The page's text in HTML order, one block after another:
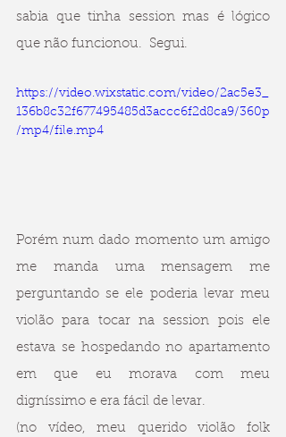
sabia que tinha session mas é lógico
que não funcionou.  Segui.
https://video.wixstatic.com/video/2ac5e3_
136b8c32f677495485d3accc6f2d8ca9/360p
/mp4/file.mp4
Porém num dado momento um amigo
me manda uma mensagem me
perguntando se ele poderia levar meu
violão para tocar na session pois ele
estava se hospedando no apartamento
em que eu morava com meu
digníssimo e era fácil de levar.
(no vídeo, meu querido violão folk